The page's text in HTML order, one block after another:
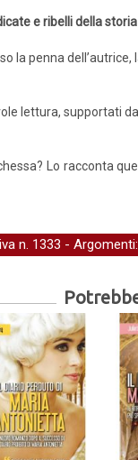
e ribelli della storia
la penna
lettura, supportati
Lo racconta
n. 1333 -